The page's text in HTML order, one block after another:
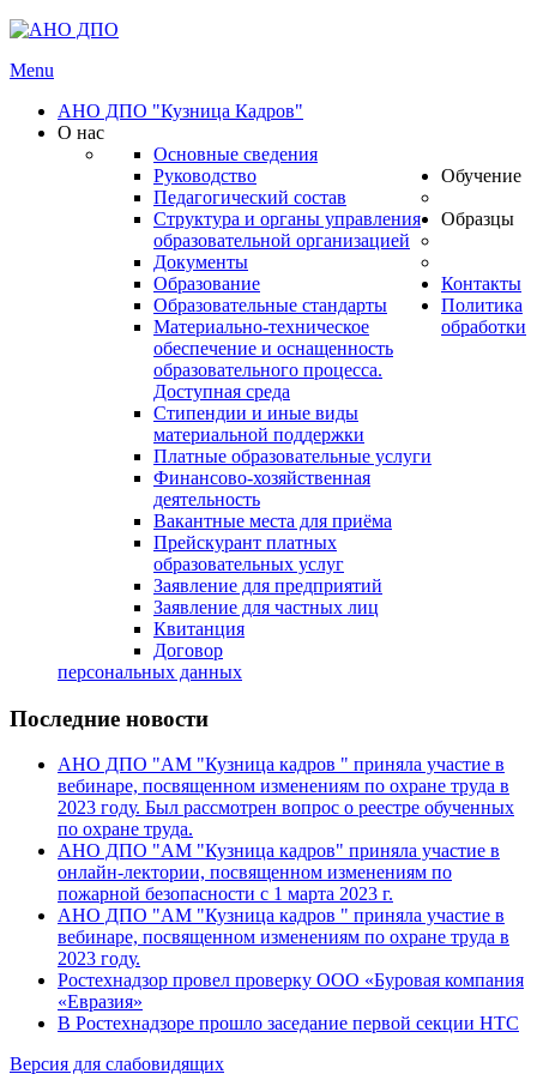
Menu
АНО ДПО "Кузница Кадров"
О нас
Основные сведения
Руководство
Педагогический состав
Структура и органы управления
образовательной организацией
Документы
Образование
Образовательные стандарты
Материально-техническое
обеспечение и оснащенность
образовательного процесса.
Доступная среда
Стипендии и иные виды
материальной поддержки
Платные образовательные услуги
Финансово-хозяйственная
деятельность
Вакантные места для приёма
Обучение
Прейскурант платных
образовательных услуг
Образцы
Заявление для предприятий
Заявление для частных лиц
Квитанция
Договор
Контакты
Политика
обработки
персональных данных
Последние новости
АНО ДПО "АМ "Кузница кадров " приняла участие в
вебинаре, посвященном изменениям по охране труда в
2023 году. Был рассмотрен вопрос о реестре обученных
по охране труда.
АНО ДПО "АМ "Кузница кадров" приняла участие в
онлайн-лектории, посвященном изменениям по
пожарной безопасности с 1 марта 2023 г.
АНО ДПО "АМ "Кузница кадров " приняла участие в
вебинаре, посвященном изменениям по охране труда в
2023 году.
Ростехнадзор провел проверку ООО «Буровая компания
«Евразия»
В Ростехнадзоре прошло заседание первой секции НТС
Версия для слабовидящих